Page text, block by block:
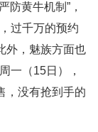
防黄牛机制”，
过千万的预约
外，魅族方面也
一（15日），
，没有抢到手的